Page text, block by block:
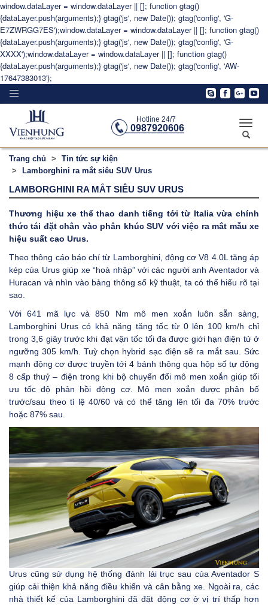
window.dataLayer = window.dataLayer || []; function gtag()
{dataLayer.push(arguments);} gtag('js', new Date()); gtag('config', 'G-
E7ZWRGG7ES');window.dataLayer = window.dataLayer || []; function gtag()
{dataLayer.push(arguments);} gtag('js', new Date()); gtag('config', 'G-
XXXX');window.dataLayer = window.dataLayer || []; function gtag()
{dataLayer.push(arguments);} gtag('js', new Date()); gtag('config', 'AW-
17647383013');
Toggle
Hotline 24/7
0987920606
Toggle
Trang chủ
Tin tức sự kiện
Lamborghini ra mắt siêu SUV Urus
LAMBORGHINI RA MẮT SIÊU SUV URUS
Thương hiệu xe thể thao danh tiếng tới từ Italia vừa chính
thức tái đặt chân vào phân khúc SUV với việc ra mắt mẫu xe
hiệu suất cao Urus.
Theo thông cáo báo chí từ Lamborghini, động cơ V8 4.0L tăng áp
kép của Urus giúp xe “hoà nhập” với các người anh Aventador và
Huracan và nhìn vào bảng thông số kỹ thuật, ta có thể hiểu rõ tại
sao.
Với 641 mã lực và 850 Nm mô men xoắn luôn sẵn sàng,
Lamborghini Urus có khả năng tăng tốc từ 0 lên 100 km/h chỉ
trong 3,6 giây trước khi đạt vận tốc tối đa được giới hạn điện tử ở
ngưỡng 305 km/h. Tuỳ chọn hybrid sạc điện sẽ ra mắt sau. Sức
mạnh động cơ được truyền tới 4 bánh thông qua hộp số tự động
8 cấp thuỷ – điện trong khi bộ chuyển đổi mô men xoắn giúp tối
ưu tốc độ phản hồi động cơ. Mô men xoắn được phân bố
trước/sau theo tỉ lệ 40/60 và có thể tăng lên tối đa 70% trước
hoặc 87% sau.
Urus cũng sử dụng hệ thống đánh lái trục sau của Aventador S
giúp cải thiện khả năng điều khiển và cân bằng xe. Ngoài ra, các
nhà thiết kế của Lamborghini đã đặt động cơ ở vị trí thấp hơn